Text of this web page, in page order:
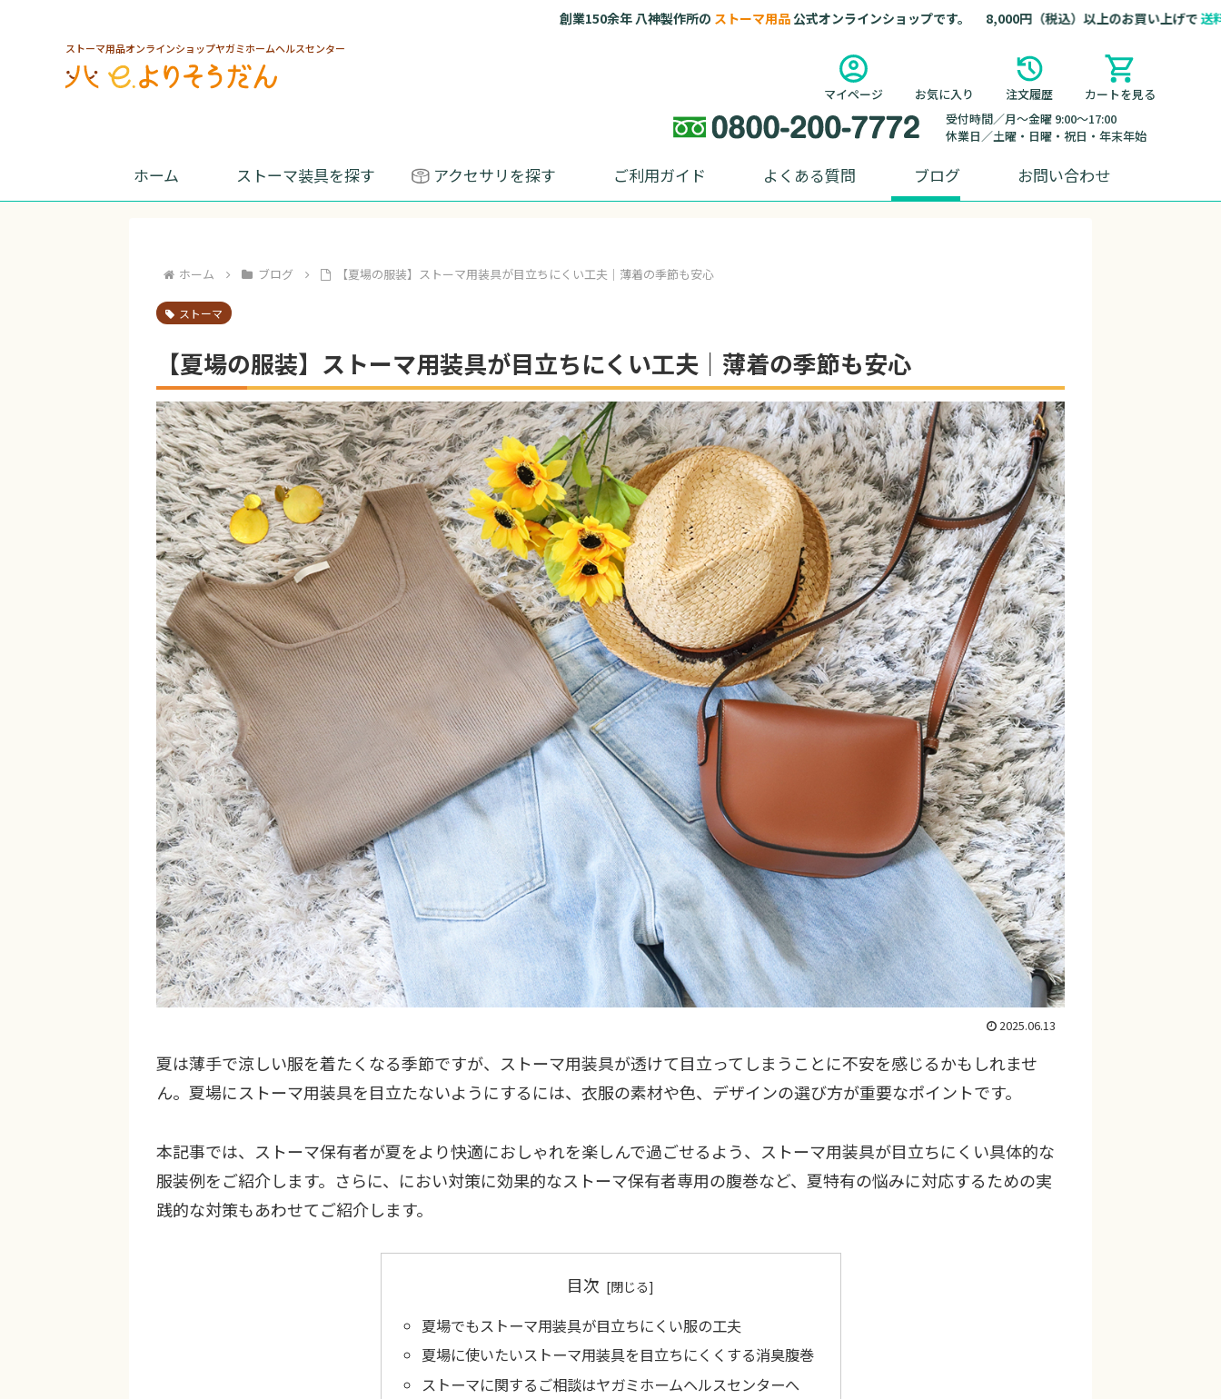
創業150余年 八神製作所のストーマ用品公式オンラインショップです。 8,000円（税込）以上のお買い上げで送料無料
ストーマ用品オンラインショップヤガミホームヘルスセンター
マイページ お気に入り 注文履歴
カートを見る
受付時間／月～金曜 9:00～17:00
休業日／土曜・日曜・祝日・年末年始
ホーム ストーマ装具を探す アクセサリを探す ご利用ガイド よくある質問 ブログ お問い合わせ
ホーム ブログ 【夏場の服装】ストーマ用装具が目立ちにくい工夫｜薄着の季節も安心
ストーマ
【夏場の服装】ストーマ用装具が目立ちにくい工夫｜薄着の季節も安心
2025.06.13
夏は薄手で涼しい服を着たくなる季節ですが、ストーマ用装具が透けて目立ってしまうことに不安を感じるかもしれませ
ん。夏場にストーマ用装具を目立たないようにするには、衣服の素材や色、デザインの選び方が重要なポイントです。
本記事では、ストーマ保有者が夏をより快適におしゃれを楽しんで過ごせるよう、ストーマ用装具が目立ちにくい具体的な
服装例をご紹介します。さらに、におい対策に効果的なストーマ保有者専用の腹巻など、夏特有の悩みに対応するための実
践的な対策もあわせてご紹介します。
目次
夏場でもストーマ用装具が目立ちにくい服の工夫
夏場に使いたいストーマ用装具を目立ちにくくする消臭腹巻
ストーマに関するご相談はヤガミホームヘルスセンターへ